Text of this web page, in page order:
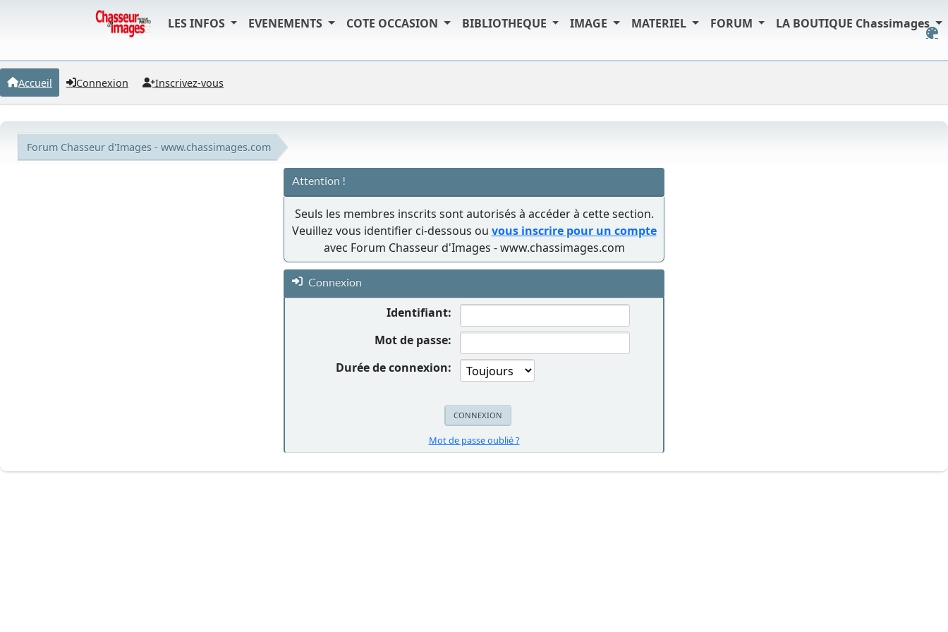
LES INFOS EVENEMENTS COTE OCCASION BIBLIOTHEQUE IMAGE MATERIEL FORUM LA BOUTIQUE Chassimages
Accueil Connexion Inscrivez-vous
Forum Chasseur d'Images - www.chassimages.com
Attention !
Seuls les membres inscrits sont autorisés à accéder à cette section.
Veuillez vous identifier ci-dessous ou vous inscrire pour un compte
avec Forum Chasseur d'Images - www.chassimages.com
Connexion
Identifiant:
Mot de passe:
Durée de connexion:
Mot de passe oublié ?